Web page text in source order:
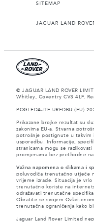
SITEMAP
JAGUAR LAND
© JAGUAR LAND ROVER
Whitley, Coventry CV3 4LF.
POGLEDAJTE UREDBU (EU)
Prikazane brojke rezultat su
zakonima EU-a. Stvarna
potrošnje postignute u takvim
usporedbu. Informacije,
stranicama mogu se
promjenama bez prethodne
Važna napomena o slikama i
poluvodiča trenutačno utječe
vrijeme izrade. Situacija je
trenutačno koriste na
odražavati trenutačne
Obratite se svojem
trenutačna ograničenja kako
Jaguar Land Rover Limited